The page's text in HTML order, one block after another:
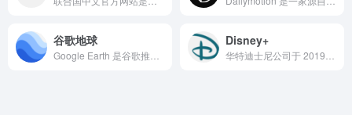
谷歌地球 Disney+